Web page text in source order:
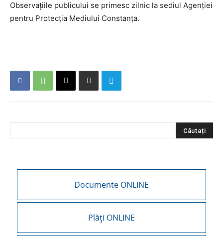
Observațiile publicului se primesc zilnic la sediul Agenției
pentru Protecția Mediului Constanța.
Documente ONLINE
Plăți ONLINE